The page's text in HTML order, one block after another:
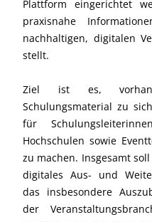
Plattform eingerichtet
praxisnahe
nachhaltigen, digitalen
stellt.
Ziel ist es,
Schulungsmaterial zu
für
Hochschulen sowie
zu machen. Insgesamt
digitales Aus- und
das insbesondere
der